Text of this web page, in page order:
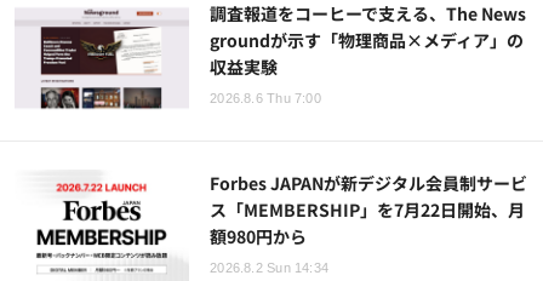
調査報道をコーヒーで支える、The News
groundが示す「物理商品×メディア」の
収益実験
2026.8.6 Thu 7:00
Forbes JAPANが新デジタル会員制サービ
ス「MEMBERSHIP」を7月22日開始、月
額980円から
2026.8.2 Sun 14:34